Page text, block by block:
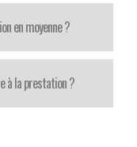
en moyenne ?
à la prestation ?